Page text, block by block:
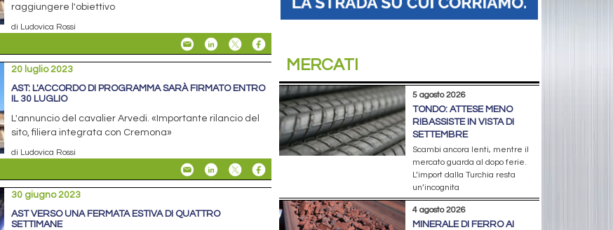
raggiungere l'obiettivo
di Ludovica Rossi
20 luglio 2023
AST: L'ACCORDO DI PROGRAMMA SARÀ FIRMATO ENTRO
IL 30 LUGLIO
L'annuncio del cavalier Arvedi. «Importante rilancio del
sito, filiera integrata con Cremona»
di Ludovica Rossi
30 giugno 2023
AST VERSO UNA FERMATA ESTIVA DI QUATTRO
SETTIMANE
MERCATI
5 agosto 2026
TONDO: ATTESE MENO
RIBASSISTE IN VISTA DI
SETTEMBRE
Scambi ancora lenti, mentre il
mercato guarda al dopo ferie.
L’import dalla Turchia resta
un’incognita
4 agosto 2026
MINERALE DI FERRO AI